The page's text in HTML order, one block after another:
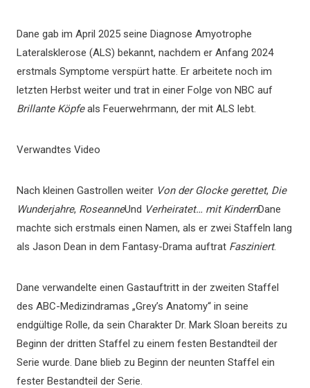
Dane gab im April 2025 seine Diagnose Amyotrophe
Lateralsklerose (ALS) bekannt, nachdem er Anfang 2024
erstmals Symptome verspürt hatte. Er arbeitete noch im
letzten Herbst weiter und trat in einer Folge von NBC auf
Brillante Köpfeals Feuerwehrmann, der mit ALS lebt.
Verwandtes Video
Nach kleinen Gastrollen weiter Von der Glocke gerettet, Die
Wunderjahre, RoseanneUnd Verheiratet… mit KindernDane
machte sich erstmals einen Namen, als er zwei Staffeln lang
als Jason Dean in dem Fantasy-Drama auftrat Fasziniert.
Dane verwandelte einen Gastauftritt in der zweiten Staffel
des ABC-Medizindramas „Grey’s Anatomy“ in seine
endgültige Rolle, da sein Charakter Dr. Mark Sloan bereits zu
Beginn der dritten Staffel zu einem festen Bestandteil der
Serie wurde. Dane blieb zu Beginn der neunten Staffel ein
fester Bestandteil der Serie.